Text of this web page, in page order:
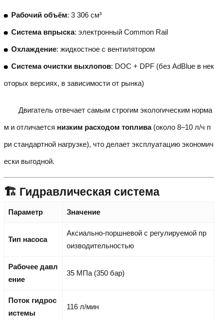
Рабочий объём: 3 306 см³
Система впрыска: электронный Common Rail
Охлаждение: жидкостное с вентилятором
Система очистки выхлопов: DOC + DPF (без AdBlue в нек
оторых версиях, в зависимости от рынка)
Двигатель отвечает самым строгим экологическим норма
м и отличается низким расходом топлива(около 8–10 л/ч п
ри стандартной нагрузке), что делает эксплуатацию экономич
ески выгодной.
🏗️ Гидравлическая система
Параметр Значение
Тип насоса
Аксиально-поршневой с регулируемой пр
оизводительностью
Рабочее давл
ение
35 МПа (350 бар)
Поток гидрос
истемы
116 л/мин